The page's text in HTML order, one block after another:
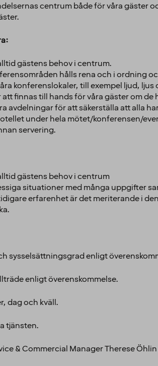
centrum både för våra gäster
gästens behov i centrum.
hålls rena och i ordning
konferenslokaler, till exempel ljud, ljus
finnas till hands för våra gäster om de
avdelningar för att säkerställa att alla
under hela mötet/konferensen/
servering.
gästens behov i centrum
situationer med många uppgifter
erfarenhet är det meriterande i
enligt
tillträde enligt överenskommelse.
dag och kväll.
tjänsten.
& Commercial Manager Therese